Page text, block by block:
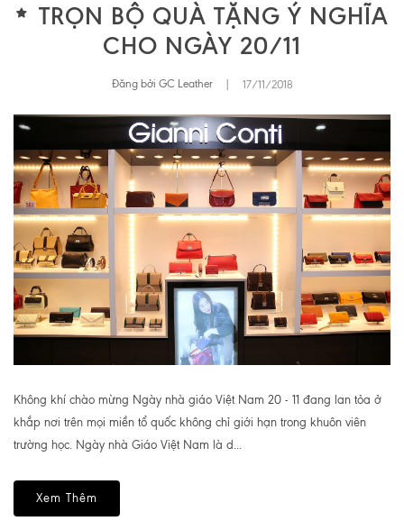
TRỌN BỘ QUÀ TẶNG Ý NGHĨA
CHO NGÀY 20/11
Đăng bởi GC Leather 17/11/2018
Không khí chào mừng Ngày nhà giáo Việt Nam 20 - 11 đang lan tỏa ở
khắp nơi trên mọi miền tổ quốc không chỉ giới hạn trong khuôn viên
trường học. Ngày nhà Giáo Việt Nam là d...
Xem Thêm